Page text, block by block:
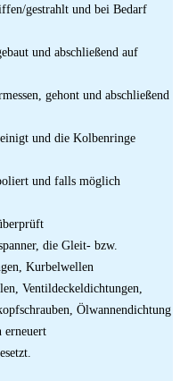
gestrahlt und bei Bedarf
und abschließend auf
gehont und abschließend
und die Kolbenringe
und falls möglich
die Gleit- bzw.
Kurbelwellen
Ventildeckeldichtungen,
Ölwannendichtung
erneuert